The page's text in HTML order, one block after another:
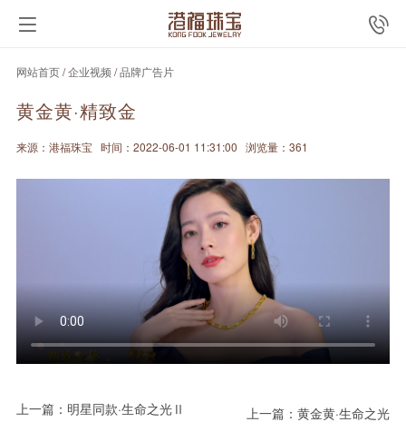
网站首页/企业视频/品牌广告片
黄金黄·精致金
来源：港福珠宝 时间：2022-06-01 11:31:00 浏览量：361
上一篇： 明星同款·生命之光Ⅱ 上一篇：黄金黄·生命之光